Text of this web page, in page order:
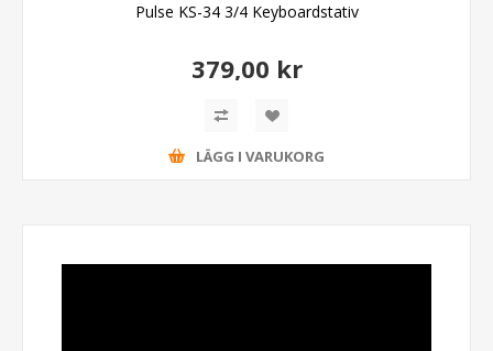
Pulse KS-34 3/4 Keyboardstativ
379,00 kr
LÄGG I VARUKORG